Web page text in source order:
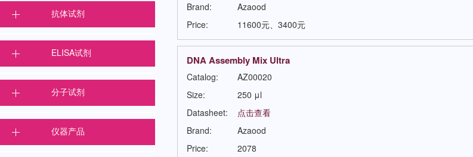
抗体试剂
ELISA试剂
分子试剂
仪器产品
Brand:
Azaood
Price:
11600元、3400元
DNA Assembly Mix Ultra
Catalog:
AZ00020
Size:
250 μl
Datasheet:
点击查看
Brand:
Azaood
Price:
2078